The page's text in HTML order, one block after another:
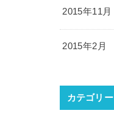
2015年11月
2015年2月
カテゴリー